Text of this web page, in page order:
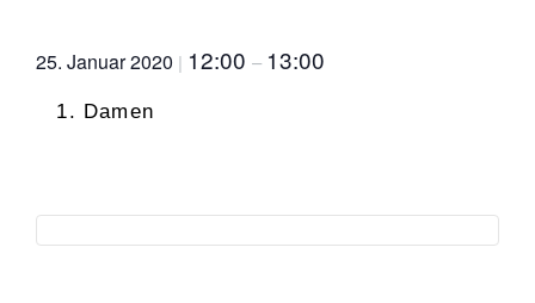
25. Januar 2020 | 12:00 – 13:00
Damen